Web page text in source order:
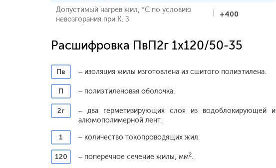
Допустимый нагрев жил, °С по условию
невозгорания при К. З
+400
Расшифровка ПвП2г 1x120/50-35
Пв – изоляция жилы изготовлена из сшитого полиэтилена.
П – полиэтиленовая оболочка.
2г
– два герметизирующих слоя из водоблокирующей и
алюмополимерной лент.
1
– количество токопроводящих жил.
120 – поперечное сечение жилы, мм2.